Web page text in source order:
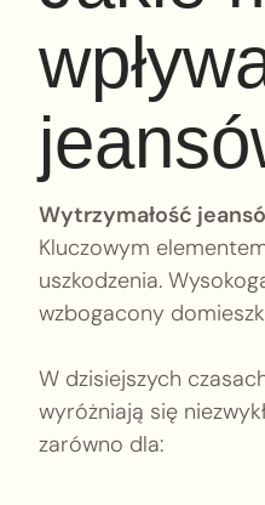
Wytrzymałość
Kluczowym
uszkodzenia.
wzbogacony
W dzisiejszych
wyróżniają się
zarówno dla: